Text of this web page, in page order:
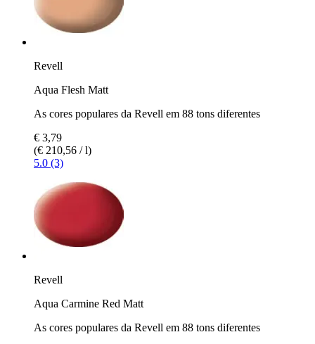
Revell
Aqua Flesh Matt
As cores populares da Revell em 88 tons diferentes
€ 3,79
(€ 210,56 / l)
5.0 (3)
Revell
Aqua Carmine Red Matt
As cores populares da Revell em 88 tons diferentes